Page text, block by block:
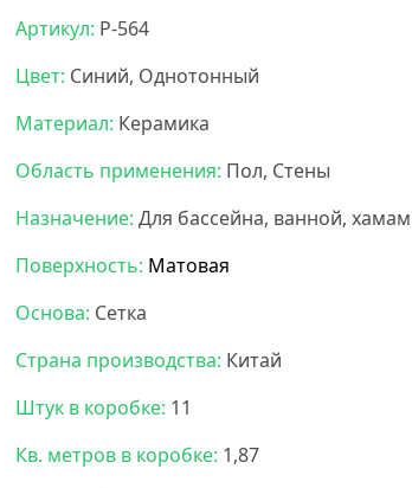
Артикул: P-564
Цвет: Синий, Однотонный
Материал: Керамика
Область применения: Пол, Стены
Назначение: Для бассейна, ванной, хамам
Поверхность: Матовая
Основа: Сетка
Страна производства: Китай
Штук в коробке: 11
Кв. метров в коробке: 1,87